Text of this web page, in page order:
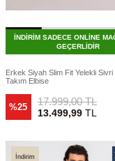
İNDİRİM SADECE ONLİNE
GEÇERLİDİR
Erkek Siyah Slim Fit Yelekli Sivri
Takım Elbise
%25 17.999,00TL
13.499,99TL
İndirim